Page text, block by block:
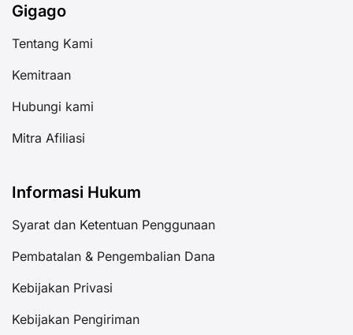
Gigago
Tentang Kami
Kemitraan
Hubungi kami
Mitra Afiliasi
Informasi Hukum
Syarat dan Ketentuan Penggunaan
Pembatalan & Pengembalian Dana
Kebijakan Privasi
Kebijakan Pengiriman